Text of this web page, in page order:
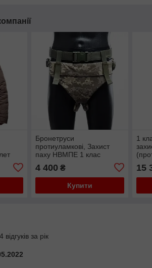
Бронетруси
протиуламкові, Захист
паху НВМПЕ 1 клас
4 400 ₴
Купити
1
15
за рік